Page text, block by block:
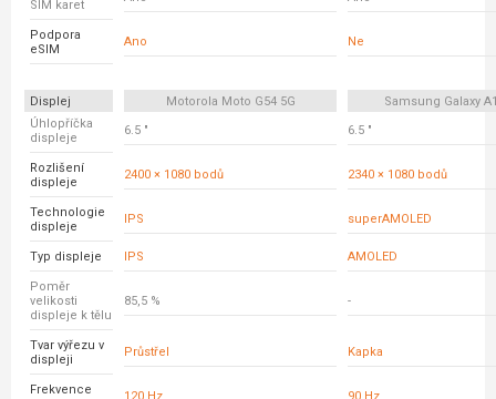
SIM karet
Podpora
eSIM
Ano Ne
Displej Motorola Moto G54 5G
Samsung Galaxy
Úhlopříčka
displeje
6.5 " 6.5 "
Rozlišení
displeje
2400 × 1080 bodů 2340 × 1080 bodů
Technologie
displeje
IPS superAMOLED
Typ displeje IPS AMOLED
Poměr
velikosti
displeje k tělu
85,5 % -
Tvar výřezu v
displeji
Průstřel Kapka
Frekvence